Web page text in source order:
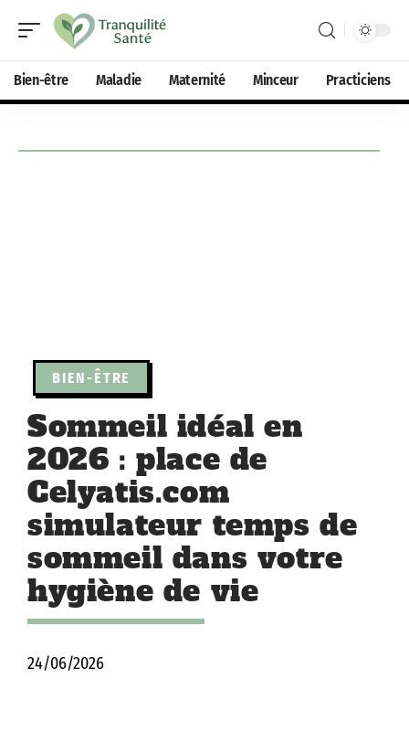
Bien-être Maladie Maternité Minceur Practiciens
BIEN-ÊTRE
Sommeil idéal en
2026 : place de
Celyatis.com
simulateur temps de
sommeil dans votre
hygiène de vie
24/06/2026